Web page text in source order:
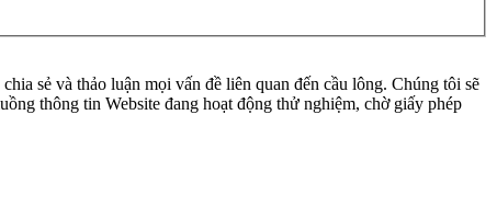
sẻ và thảo luận mọi vấn đề liên quan đến cầu lông. Chúng tôi sẽ
thông tin Website đang hoạt động thử nghiệm, chờ giấy phép